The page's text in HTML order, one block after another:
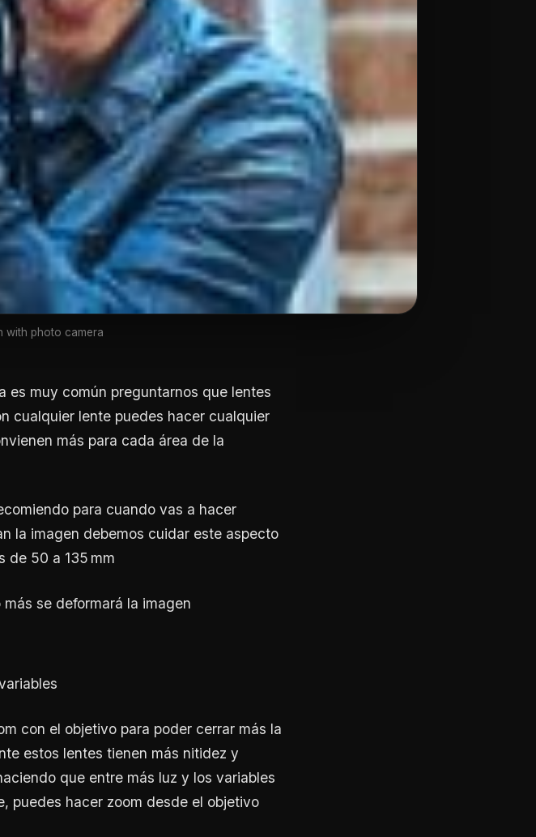
with photo camera
es muy común preguntarnos que lentes
cualquier lente puedes hacer cualquier
más para cada área de la
para cuando vas a hacer
la imagen debemos cuidar este aspecto
de 50 a 135 mm
se deformará la imagen
con el objetivo para poder cerrar más la
estos lentes tienen más nitidez y
que entre más luz y los variables
puedes hacer zoom desde el objetivo